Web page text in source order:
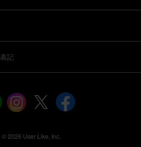
記
©︎ 2026 User Like, Inc.